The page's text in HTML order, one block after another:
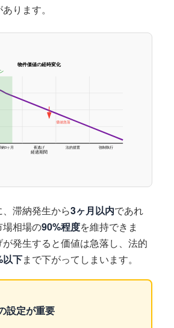
ります。
物件価値の経時変化
経過期間
納3ヶ月 夜逃げ 法的措置 強制執行
価値急落
滞納発生から3ヶ月以内であれ
場相場の90%程度を維持できま
発生すると価値は急落し、法的
以下まで下がってしまいます。
設定が重要